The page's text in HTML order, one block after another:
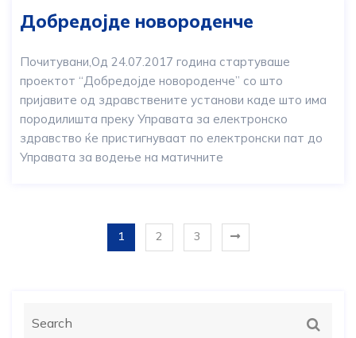
Добредојде новороденче
Почитувани,Од 24.07.2017 година стартуваше
проектот “Добредојде новороденче” со што
пријавите од здравствените установи каде што има
породилишта преку Управата за електронско
здравство ќе пристигнуваат по електронски пат до
Управата за водење на матичните
1 2 3